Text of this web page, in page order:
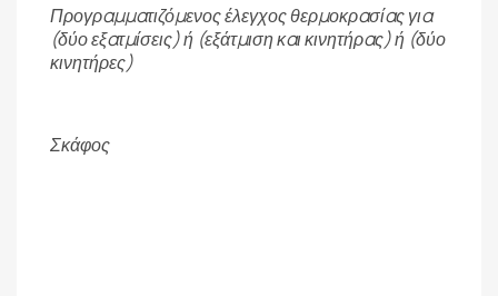
Προγραμματιζόμενος έλεγχος θερμοκρασίας για
(δύο εξατμίσεις) ή (εξάτμιση και κινητήρας) ή (δύο
κινητήρες)
Σκάφος